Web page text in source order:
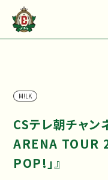
M!LK
CSテレ朝チャ
ARENA TOUR
POP!」』